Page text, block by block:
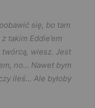
się, bo tam
takim Eddie’em
twórcą, wiesz. Jest
no… Nawet bym
ileś… Ale byłoby